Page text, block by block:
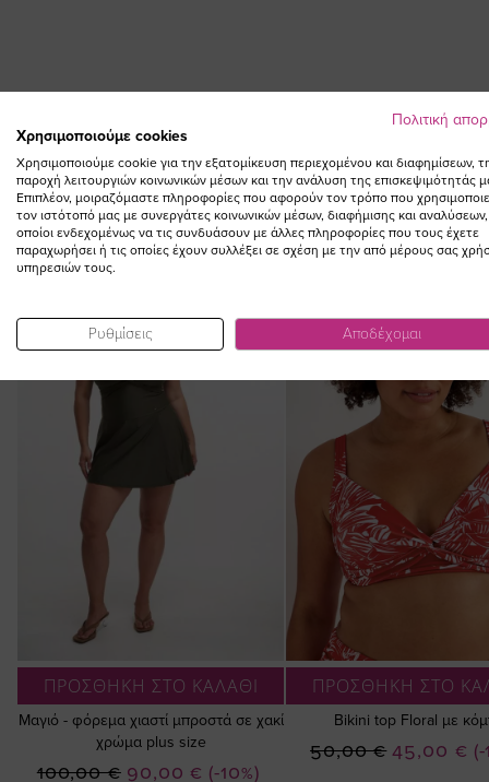
the
gallery
ΠΡΟΣΘΗΚΗ ΣΤΟ ΚΑΛΑΘΙ
Μαγιό - φόρεμα χιαστί μπροστά σε χακί
χρώμα plus size
(-10%)
Ειδική
90,00 €
100,00 €
ΠΡΟΣΘΗΚΗ ΣΤΟ
Bikini top Floral με
Ειδική
45,00 €
50,00 €
Πολιτική
Χρησιμοποιούμε cookies
Χρησιμοποιούμε cookie για την εξατομίκευση περιεχομένου και διαφημίσεων,
παροχή λειτουργιών κοινωνικών μέσων και την ανάλυση της επισκεψιμότητάς
Επιπλέον, μοιραζόμαστε πληροφορίες που αφορούν τον τρόπο που
τον ιστότοπό μας με συνεργάτες κοινωνικών μέσων, διαφήμισης και αναλύσεων,
οποίοι ενδεχομένως να τις συνδυάσουν με άλλες πληροφορίες που τους έχετε
παραχωρήσει ή τις οποίες έχουν συλλέξει σε σχέση με την από μέρους σας
υπηρεσιών τους.
Ρυθμίσεις Αποδέχομαι